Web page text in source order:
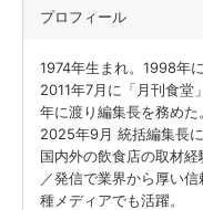
プロフィール
1974年生まれ。1998年
2011年7月に「月刊食
年に渡り編集長を務めた。
2025年9月 統括編集長に
国内外の飲食店の取材
／発信で業界から厚い
種メディアでも活躍。